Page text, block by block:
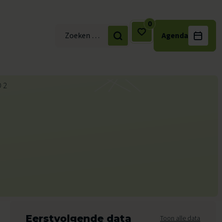
Zoek naar:
0
Agenda
Eerstvolgende data Toon alle data